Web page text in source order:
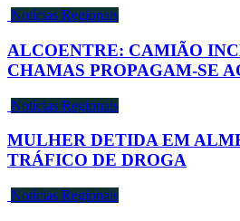
Notícias Regionais
ALCOENTRE: CAMIÃO
CHAMAS PROPAGAM-SE
Notícias Regionais
MULHER DETIDA EM
TRÁFICO DE DROGA
Notícias Regionais